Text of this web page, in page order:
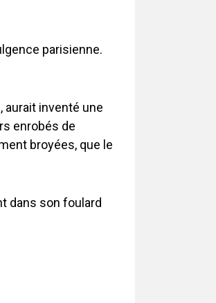
parisienne.
aurait inventé une
enrobés de
broyées, que le
dans son foulard